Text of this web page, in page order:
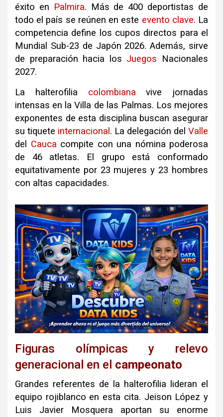
éxito en Palmira. Más de 400 deportistas de
todo el país se reúnen en este evento clave. La
competencia define los cupos directos para el
Mundial Sub-23 de Japón 2026. Además, sirve
de preparación hacia los Juegos Nacionales
2027.
La halterofilia colombiana vive jornadas
intensas en la Villa de las Palmas. Los mejores
exponentes de esta disciplina buscan asegurar
su tiquete internacional . La delegación del Valle
del Cauca compite con una nómina poderosa
de 46 atletas. El grupo está conformado
equitativamente por 23 mujeres y 23 hombres
con altas capacidades.
Figuras olímpicas y relevo
generacional en el campeonato
Grandes referentes de la halterofilia lideran el
equipo rojiblanco en esta cita. Jeison López y
Luis Javier Mosquera aportan su enorme